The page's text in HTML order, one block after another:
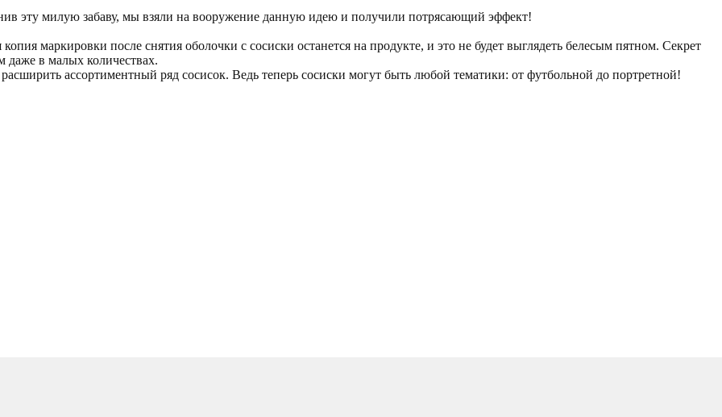
эту милую забаву, мы взяли на вооружение данную идею и получили потрясающий эффект!
маркировки после снятия оболочки с сосиски останется на продукте, и это не будет выглядеть белесым пятном. Секрет
даже в малых количествах.
ассортиментный ряд сосисок. Ведь теперь сосиски могут быть любой тематики: от футбольной до портретной!